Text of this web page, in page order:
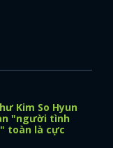
Kim So Hyun
"người tình
toàn là cực